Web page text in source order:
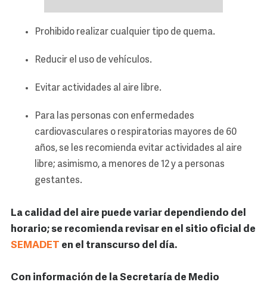
Prohibido realizar cualquier tipo de quema.
Reducir el uso de vehículos.
Evitar actividades al aire libre.
Para las personas con enfermedades
cardiovasculares o respiratorias mayores de 60
años, se les recomienda evitar actividades al aire
libre; asimismo, a menores de 12 y a personas
gestantes.
La calidad del aire puede variar dependiendo del
horario; se recomienda revisar en el sitio oficial de
SEMADET en el transcurso del día.
Con información de la Secretaría de Medio